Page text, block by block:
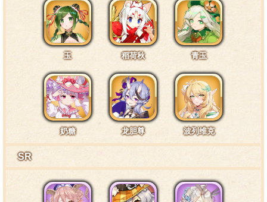
皮肤1互动台词7·手部1
嘿，您的手我接住了！是有什么需要我帮忙吗？
皮肤1互动台词8·手部2
玉 稻荷秋 青玉
奶糖 龙胆尊 波列维克
SR